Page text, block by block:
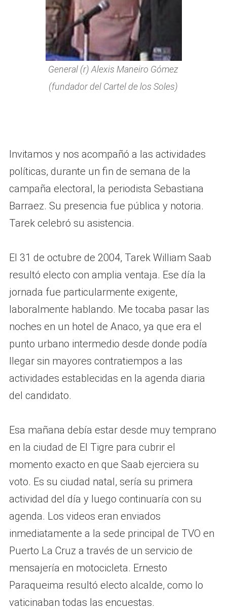
General (r) Alexis Maneiro Gómez
(fundador del Cartel de los Soles)
Invitamos y nos acompañó a las actividades
políticas, durante un fin de semana de la
campaña electoral, la periodista Sebastiana
Barraez. Su presencia fue pública y notoria.
Tarek celebró su asistencia.
El 31 de octubre de 2004, Tarek William Saab
resultó electo con amplia ventaja. Ese día la
jornada fue particularmente exigente,
laboralmente hablando. Me tocaba pasar las
noches en un hotel de Anaco, ya que era el
punto urbano intermedio desde donde podía
llegar sin mayores contratiempos a las
actividades establecidas en la agenda diaria
del candidato.
Esa mañana debía estar desde muy temprano
en la ciudad de El Tigre para cubrir el
momento exacto en que Saab ejerciera su
voto. Es su ciudad natal, sería su primera
actividad del día y luego continuaría con su
agenda. Los videos eran enviados
inmediatamente a la sede principal de TVO en
Puerto La Cruz a través de un servicio de
mensajería en motocicleta. Ernesto
Paraqueima resultó electo alcalde, como lo
vaticinaban todas las encuestas.